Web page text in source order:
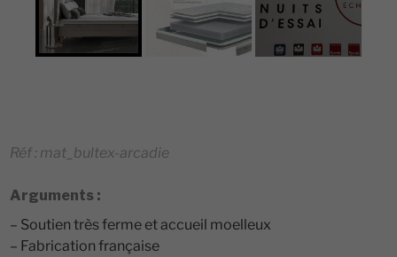
Réf : mat_bultex-arcadie
Arguments :
– Soutien très ferme et accueil moelleux
– Fabrication française